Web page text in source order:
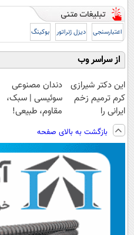
اعتبارسنجی دیزل ژنراتور بوکینگ
از سراسر وب
این دکتر شیرازی
کرم ترمیم زخم
ایرانی را
ساخت!!!
دندان مصنوعی
سوئیسی | سبک،
مقاوم، طبیعی!
رایگان+پرداخت
اقساطی😍
بازگشت به بالای صفحه